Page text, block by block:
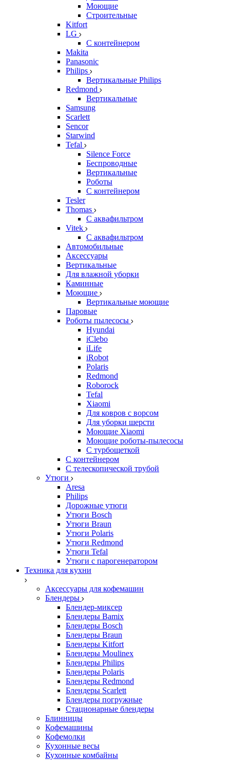
Моющие
Строительные
Kitfort
LG
С контейнером
Makita
Panasonic
Philips
Вертикальные Philips
Redmond
Вертикальные
Samsung
Scarlett
Sencor
Starwind
Tefal
Silence Force
Беспроводные
Вертикальные
Роботы
С контейнером
Tesler
Thomas
С аквафильтром
Vitek
С аквафильтром
Автомобильные
Аксессуары
Вертикальные
Для влажной уборки
Каминные
Моющие
Вертикальные моющие
Паровые
Роботы пылесосы
Hyundai
iClebo
iLife
iRobot
Polaris
Redmond
Roborock
Tefal
Xiaomi
Для ковров с ворсом
Для уборки шерсти
Моющие Xiaomi
Моющие роботы-пылесосы
С турбощеткой
С контейнером
С телескопической трубой
Утюги
Aresa
Philips
Дорожные утюги
Утюги Bosch
Утюги Braun
Утюги Polaris
Утюги Redmond
Утюги Tefal
Утюги с парогенератором
Техника для кухни
Аксессуары для кофемашин
Блендеры
Блендер-миксер
Блендеры Bamix
Блендеры Bosch
Блендеры Braun
Блендеры Kitfort
Блендеры Moulinex
Блендеры Philips
Блендеры Polaris
Блендеры Redmond
Блендеры Scarlett
Блендеры погружные
Стационарные блендеры
Блинницы
Кофемашины
Кофемолки
Кухонные весы
Кухонные комбайны